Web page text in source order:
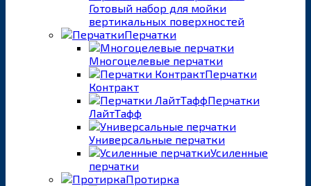
Готовый набор для мойки
вертикальных поверхностей
Перчатки
Многоцелевые перчатки
Перчатки
Контракт
Перчатки
ЛайтТафф
Универсальные перчатки
Усиленные
перчатки
Протирка